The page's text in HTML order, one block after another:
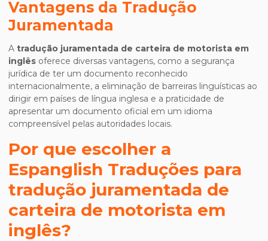
Vantagens da Tradução
Juramentada
A tradução juramentada de carteira de motorista em
inglês oferece diversas vantagens, como a segurança
jurídica de ter um documento reconhecido
internacionalmente, a eliminação de barreiras linguísticas ao
dirigir em países de língua inglesa e a praticidade de
apresentar um documento oficial em um idioma
compreensível pelas autoridades locais.
Por que escolher a
Espanglish Traduções para
tradução juramentada de
carteira de motorista em
inglês?